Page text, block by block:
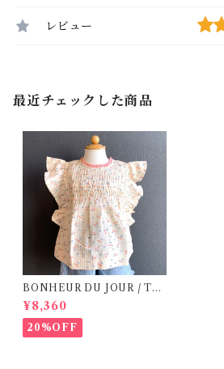
レビュー
最近チェックした商品
BONHEUR DU JOUR / TO
SCANE BlOUSE (Rose 2~6
Y)
¥8,360
20%OFF